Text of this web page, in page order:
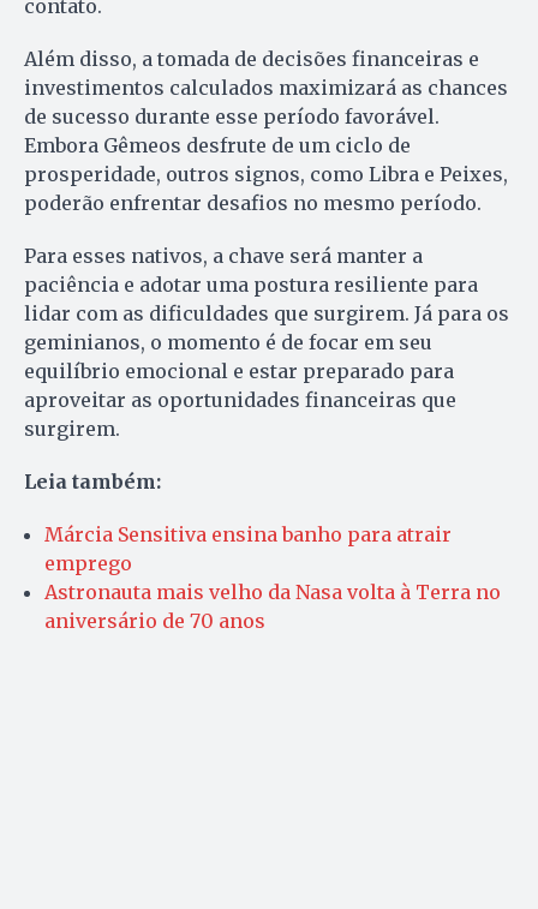
contato.
Além disso, a tomada de decisões financeiras e
investimentos calculados maximizará as chances
de sucesso durante esse período favorável.
Embora Gêmeos desfrute de um ciclo de
prosperidade, outros signos, como Libra e Peixes,
poderão enfrentar desafios no mesmo período.
Para esses nativos, a chave será manter a
paciência e adotar uma postura resiliente para
lidar com as dificuldades que surgirem. Já para os
geminianos, o momento é de focar em seu
equilíbrio emocional e estar preparado para
aproveitar as oportunidades financeiras que
surgirem.
Leia também:
Márcia Sensitiva ensina banho para atrair
emprego
Astronauta mais velho da Nasa volta à Terra no
aniversário de 70 anos